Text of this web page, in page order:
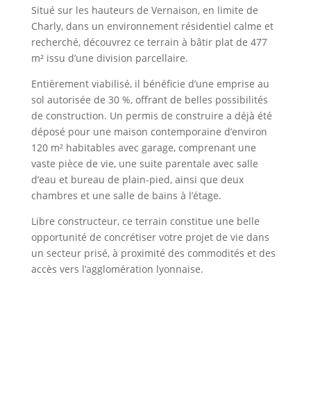
Situé sur les hauteurs de Vernaison, en limite de
Charly, dans un environnement résidentiel calme et
recherché, découvrez ce terrain à bâtir plat de 477
m² issu d’une division parcellaire.
Entièrement viabilisé, il bénéficie d’une emprise au
sol autorisée de 30 %, offrant de belles possibilités
de construction. Un permis de construire a déjà été
déposé pour une maison contemporaine d’environ
120 m² habitables avec garage, comprenant une
vaste pièce de vie, une suite parentale avec salle
d’eau et bureau de plain-pied, ainsi que deux
chambres et une salle de bains à l’étage.
Libre constructeur, ce terrain constitue une belle
opportunité de concrétiser votre projet de vie dans
un secteur prisé, à proximité des commodités et des
accès vers l’agglomération lyonnaise.